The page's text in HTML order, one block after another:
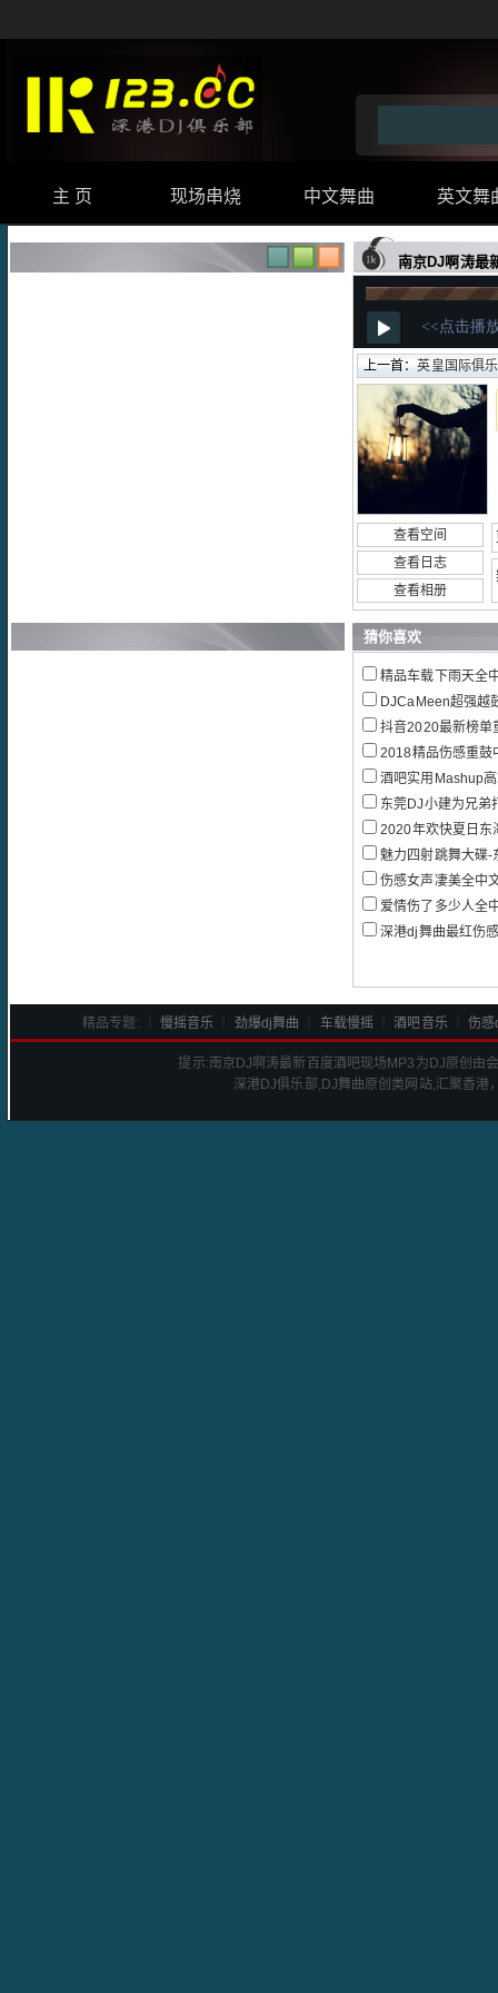
主 页 现场串烧 中文舞曲 英文舞
南京DJ啊涛最
上一首：英皇国际俱乐部劲爆
查看空间
查看日志
查看相册
猜你喜欢
精品车载下雨天全
DJCaMeen超强越鼓
抖音2020最新榜单
2018精品伤感重鼓中
酒吧实用Mashup高
东莞DJ小建为兄弟打
2020年欢快夏日东海
魅力四射跳舞大碟-
伤感女声凄美全中文慢
爱情伤了多少人全中文
深港dj舞曲最红伤
精品专题: ┆ 慢摇音乐 劲爆dj舞曲 车载慢摇 ┆酒吧音乐┆伤感
提示:南京DJ啊涛最新百度酒吧现场 MP3为DJ原创由
深港DJ俱乐部,DJ舞曲原创类网站,汇聚香港